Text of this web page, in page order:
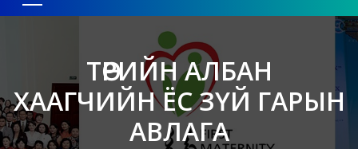
ТӨРИЙН АЛБАН
ХААГЧИЙН ЁС ЗҮЙ ГАРЫН
АВЛАГА